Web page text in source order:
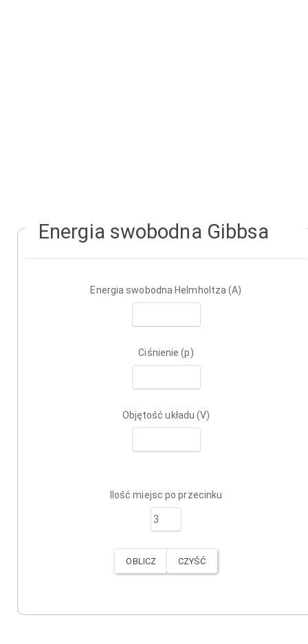
Energia swobodna Gibbsa
Energia swobodna Helmholtza (A)
Ciśnienie (p)
Objętość układu (V)
Ilość miejsc po przecinku